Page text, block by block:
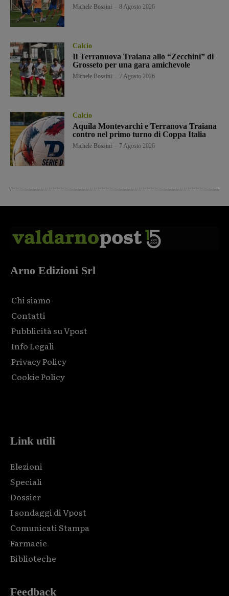
Michele Bossini 8 Agosto 2026
Calcio
Il Terranuova Traiana allo “Zecchini” di
Grosseto per una gara amichevole
Michele Bossini 7 Agosto 2026
Calcio
Aquila Montevarchi e Terranova Traiana
contro nel primo turno di Coppa Italia
Michele Bossini 7 Agosto 2026
Arno Edizioni Srl
Chi siamo
Contatti
Pubblicità su Vpost
Info Legali
Privacy Policy
Cookie Policy
Link utili
Elezioni
Speciali
Dossier
I sondaggi di Vpost
Comunicati Stampa
Farmacie
Biblioteche
Feedback